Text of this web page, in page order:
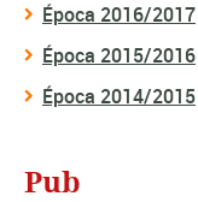
Época 2016/2017
Época 2015/2016
Época 2014/2015
Pub